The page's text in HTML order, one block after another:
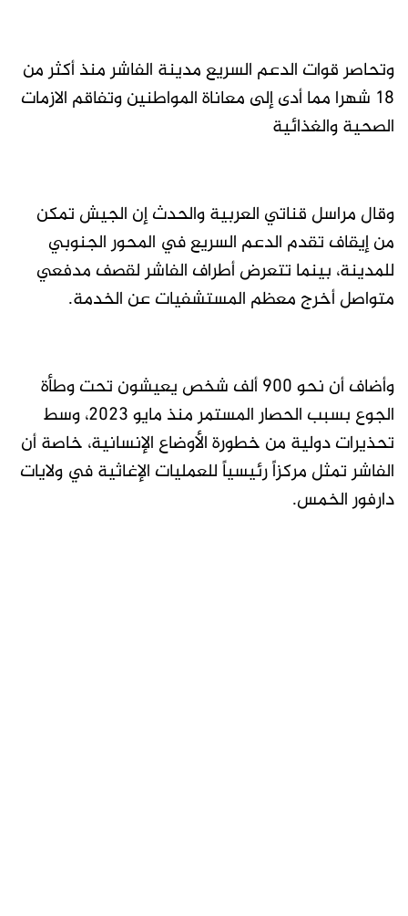
وتحاصر قوات الدعم السريع مدينة الفاشر منذ أكثر من
18 شهرا مما أدى إلى معاناة المواطنين وتفاقم الازمات
الصحية والغذائية
وقال مراسل قناتي العربية والحدث إن الجيش تمكن
من إيقاف تقدم الدعم السريع في المحور الجنوبي
للمدينة، بينما تتعرض أطراف الفاشر لقصف مدفعي
متواصل أخرج معظم المستشفيات عن الخدمة.
وأضاف أن نحو 900 ألف شخص يعيشون تحت وطأة
الجوع بسبب الحصار المستمر منذ مايو 2023، وسط
تحذيرات دولية من خطورة الأوضاع الإنسانية، خاصة أن
الفاشر تمثل مركزاً رئيسياً للعمليات الإغاثية في ولايات
دارفور الخمس.